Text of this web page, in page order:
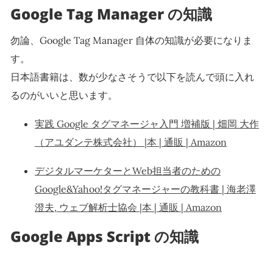
Google Tag Manager の知識
勿論、Google Tag Manager 自体の知識が必要になりま
す。
日本語書籍は、数が少なさそうで以下を読んで頭に入れ
るのがいいと思います。
実践 Google タグマネージャ入門 増補版 | 畑岡 大作
（アユダンテ株式会社） |本 | 通販 | Amazon
デジタルマーケターとWeb担当者のための
Google&Yahoo!タグマネージャーの教科書 | 海老澤
澄夫, ウェブ解析士協会 |本 | 通販 | Amazon
Google Apps Script の知識